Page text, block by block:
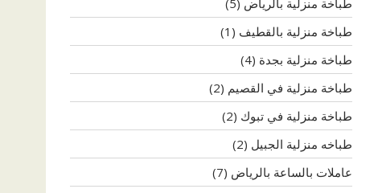
طباخة منزلية بالقطيف (1)
طباخة منزلية بجدة (4)
طباخة منزلية في القصيم (2)
طباخة منزلية في تبوك (2)
طباخه منزلية الجبيل (2)
عاملات بالساعة بالرياض (7)